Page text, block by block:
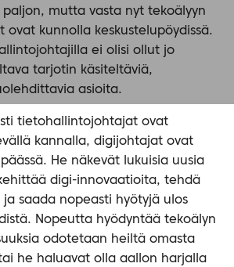
mutta vasta nyt tekoälyyn
ovat kunnolla keskustelupöydissä.
ei olisi ollut jo
tarjotin käsiteltäviä,
asioita.
tietohallintojohtajat ovat
kannalla, digijohtajat ovat
He näkevät lukuisia uusia
digi-innovaatioita, tehdä
saada nopeasti hyötyjä ulos
Nopeutta hyödyntää tekoälyn
odotetaan heiltä omasta
he haluavat olla aallon harjalla